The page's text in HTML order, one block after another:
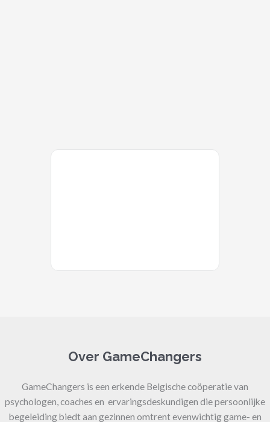
Over GameChangers
GameChangers is een erkende Belgische coöperatie van
psychologen, coaches en ervaringsdeskundigen die persoonlijke
begeleiding biedt aan gezinnen omtrent evenwichtig game- en